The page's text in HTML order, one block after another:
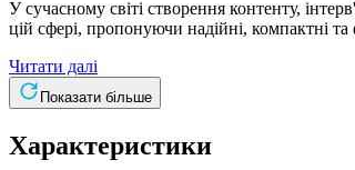
У сучасному світі створення контенту,
цій сфері, пропонуючи надійні, компактні
Читати далі
Показати більше
Характеристики